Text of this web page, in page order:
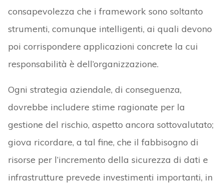
consapevolezza che i framework sono soltanto
strumenti, comunque intelligenti, ai quali devono
poi corrispondere applicazioni concrete la cui
responsabilità è dell’organizzazione.
Ogni strategia aziendale, di conseguenza,
dovrebbe includere stime ragionate per la
gestione del rischio, aspetto ancora sottovalutato;
giova ricordare, a tal fine, che il fabbisogno di
risorse per l’incremento della sicurezza di dati e
infrastrutture prevede investimenti importanti, in